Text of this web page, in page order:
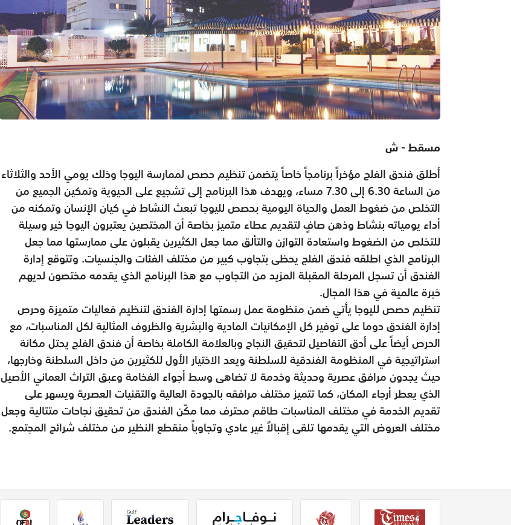
مسقط - ش
أطلق فندق الفلج مؤخراً برنامجاً خاصاً يتضمن تنظيم حصص لممارسة اليوجا وذلك يومي الأحد والثلاثاء
من الساعة 6.30 إلى 7.30 مساء، ويهدف هذا البرنامج إلى تشجيع على الحيوية وتمكين الجميع من
التخلص من ضغوط العمل والحياة اليومية بحصص لليوجا تبعث النشاط في كيان الإنسان وتمكنه من
أداء يومياته بنشاط وذهن صافٍ لتقديم عطاء متميز بخاصة أن المختصين يعتبرون اليوجا خير وسيلة
للتخلص من الضغوط واستعادة التوازن والتألق مما جعل الكثيرين يقبلون على ممارستها مما جعل
البرنامج الذي اطلقه فندق الفلج يحظى بتجاوب كبير من مختلف الفئات والجنسيات. وتتوقع إدارة
الفندق أن تسجل المرحلة المقبلة المزيد من التجاوب مع هذا البرنامج الذي يقدمه مختصون لديهم
خبرة عالمية في هذا المجال.
تنظيم حصص لليوجا يأتي ضمن منظومة عمل رسمتها إدارة الفندق لتنظيم فعاليات متميزة وحرص
إدارة الفندق دوما على توفير كل الإمكانيات المادية والبشرية والظروف المثالية لكل المناسبات، مع
الحرص أيضاً على أدق التفاصيل لتحقيق النجاح وبالعلامة الكاملة بخاصة أن فندق الفلج يحتل مكانة
استراتيجية في المنظومة الفندقية للسلطنة ويعد الاختيار الأول للكثيرين من داخل السلطنة وخارجها،
حيث يجدون مرافق عصرية وحديثة وخدمة لا تضاهى وسط أجواء الفخامة وعبق التراث العماني الأصيل
الذي يعطر أرجاء المكان، كما تتميز مختلف مرافقه بالجودة العالية والتقنيات العصرية ويسهر على
تقديم الخدمة في مختلف المناسبات طاقم محترف مما مكّن الفندق من تحقيق نجاحات متتالية وجعل
مختلف العروض التي يقدمها تلقى إقبالاً غير عادي وتجاوباً منقطع النظير من مختلف شرائح المجتمع.